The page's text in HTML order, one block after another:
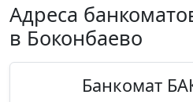
Адреса
в Боконбаево
Банкомат